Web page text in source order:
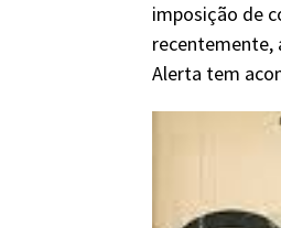
imposição de
recentemente,
Alerta tem